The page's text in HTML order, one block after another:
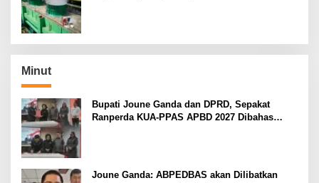
Minut
Bupati Joune Ganda dan DPRD, Sepakat
Ranperda KUA-PPAS APBD 2027 Dibahas
Joune Ganda: ABPEDBAS akan Dilibatkan